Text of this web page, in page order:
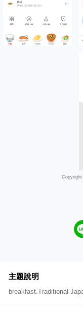
主題說明
breakfast.Traditional